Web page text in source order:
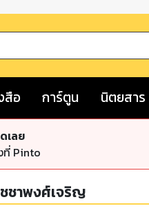
สือ การ์ตูน นิตยสาร
เลย
ที่ Pinto
ชาพงศ์เจริญ